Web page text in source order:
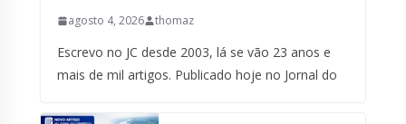
agosto 4, 2026 thomaz
Escrevo no JC desde 2003, lá se vão 23 anos e
mais de mil artigos. Publicado hoje no Jornal do